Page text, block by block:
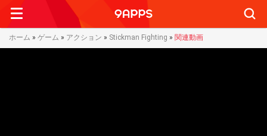
ホーム » ゲーム » アクション » Stickman Fighting » 関連動画